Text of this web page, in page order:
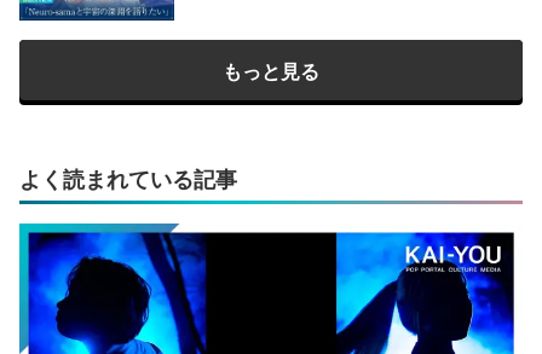
もっと見る
よく読まれている記事